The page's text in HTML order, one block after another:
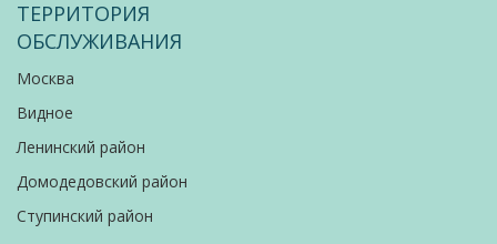
ТЕРРИТОРИЯ
ОБСЛУЖИВАНИЯ
Москва
Видное
Ленинский район
Домодедовский район
Ступинский район